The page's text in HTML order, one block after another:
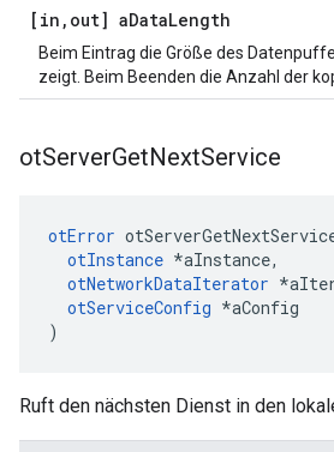
[in , out] aDataLength
Beim Eintrag die Größe des
zeigt. Beim Beenden die Anzahl der
otServerGetNextService
otError
otInstance *aInstance,
otNetworkDataIterator *
otServiceConfig *aConfig
)
Ruft den nächsten Dienst in den